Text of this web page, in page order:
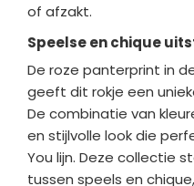
of afzakt.
Speelse en chique
De roze panterprint in
geeft dit rokje een
De combinatie van
en stijlvolle look die
You lijn. Deze collectie
tussen speels en